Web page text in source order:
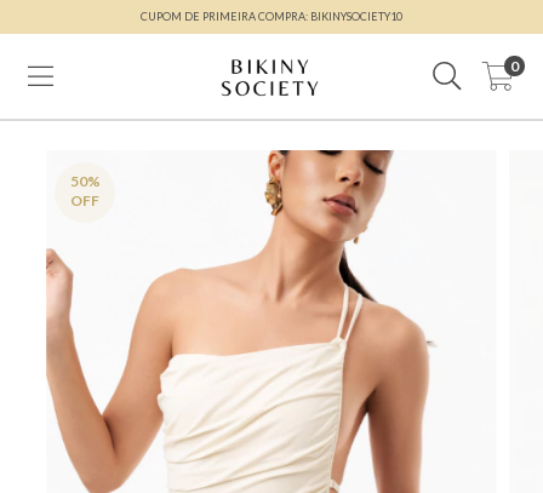
CUPOM DE PRIMEIRA COMPRA: BIKINYSOCIETY10
0
50%
OFF